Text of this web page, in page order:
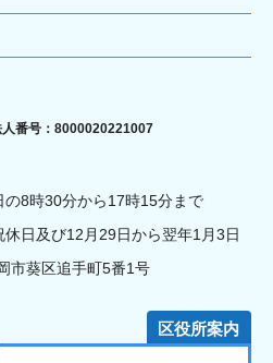
市
人番号：8000020221007
の8時30分から17時15分まで
日及び12月29日から翌年1月3日
葵区追手町5番1号
区役所案内